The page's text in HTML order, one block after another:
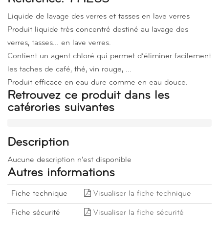
Liquide de lavage des verres et tasses en lave verres
Produit liquide très concentré destiné au lavage des
verres, tasses... en lave verres.
Contient un agent chloré qui permet d’éliminer facilement
les taches de café, thé, vin rouge, ...
Produit efficace en eau dure comme en eau douce.
Retrouvez ce produit dans les
catérories suivantes
Description
Aucune description n'est disponible
Autres informations
Fiche technique Visualiser la fiche technique
Fiche sécurité Visualiser la fiche sécurité